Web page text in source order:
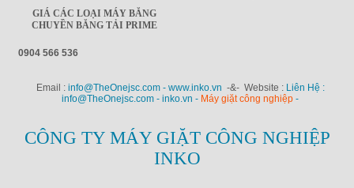
GIÁ CÁC LOẠI MÁY BĂNG
CHUYỀN BĂNG TẢI PRIME
0904 566 536
Email : info@TheOnejsc.com - www.inko.vn -&- Website : Liên Hệ :
info@TheOnejsc.com - inko.vn - Máy giặt công nghiệp -
CÔNG TY MÁY GIẶT CÔNG NGHIỆP
INKO